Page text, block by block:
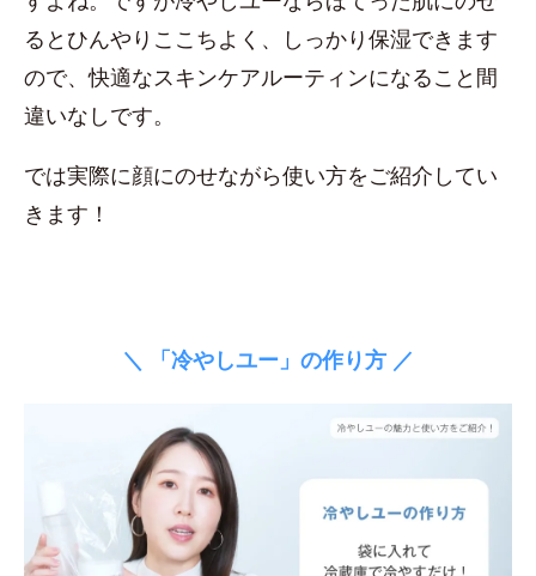
るとひんやりここちよく、しっかり保湿できます
ので、快適なスキンケアルーティンになること間
違いなしです。
では実際に顔にのせながら使い方をご紹介してい
きます！
＼ 「冷やしユー」の作り方 ／